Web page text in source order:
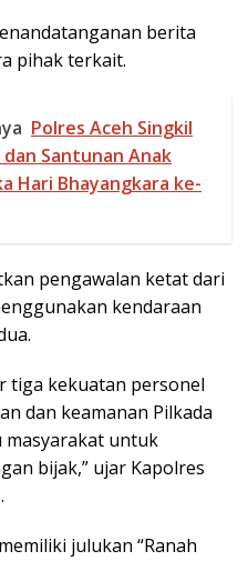
berita
pihak terkait.
Polres Aceh Singkil
Santunan Anak
Hari Bhayangkara ke-
pengawalan ketat dari
kendaraan
tiga kekuatan personel
dan keamanan Pilkada
masyarakat untuk
bijak,” ujar Kapolres
julukan “Ranah